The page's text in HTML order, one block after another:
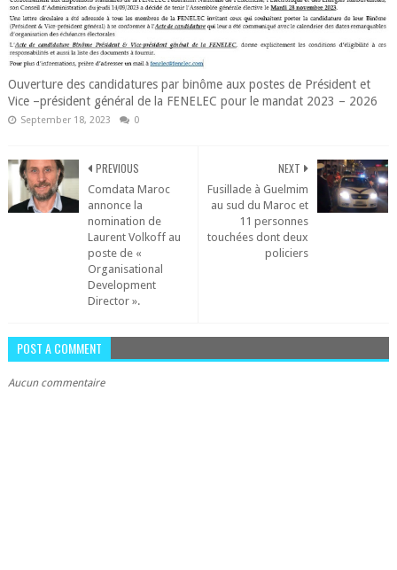
Ouverture des candidatures par binôme aux postes de Président et
Vice –président général de la FENELEC pour le mandat 2023 – 2026
September 18, 2023 0
NEXT
Fusillade à Guelmim
au sud du Maroc et
11 personnes
touchées dont deux
policiers
PREVIOUS
Comdata Maroc
annonce la
nomination de
Laurent Volkoff au
poste de «
Organisational
Development
Director ».
POST A COMMENT
Aucun commentaire